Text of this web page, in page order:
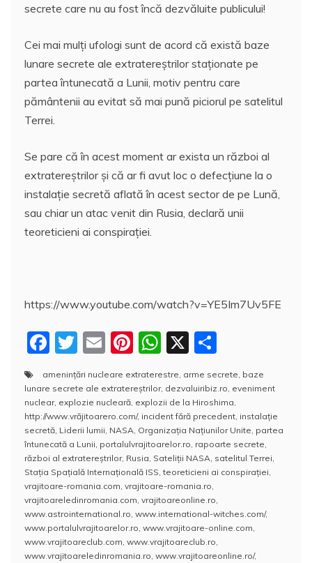
secrete care nu au fost încă dezvăluite publicului!
Cei mai mulţi ufologi sunt de acord că există baze
lunare secrete ale extratereştrilor staționate pe
partea întunecată a Lunii, motiv pentru care
pământenii au evitat să mai pună piciorul pe satelitul
Terrei.
Se pare că în acest moment ar exista un război al
extratereştrilor şi că ar fi avut loc o defecțiune la o
instalaţie secretă aflată în acest sector de pe Lună,
sau chiar un atac venit din Rusia, declară unii
teoreticieni ai conspiraţiei.
https://www.youtube.com/watch?v=YE5Im7Uv5FE
F
c
e
b
o
o
k
T
w
itt
er
E
ai
l
Pi
nt
er
e
st
W
h
at
s
A
p
p
X
rt
aj
e
a
z
ă
amenințări nucleare extraterestre arme secrete baze
lunare secrete ale extratereştrilor, dezvaluiribiz.ro eveniment
nuclear, explozie nucleară explozii de la Hiroshima
http://www.vrăjitoarero.com/, incident fără precedent instalaţie
secretă Liderii lumii NASA Organizația Națiunilor Unite partea
întunecată a Lunii portalulvrajitoarelor.ro rapoarte secrete
război al extratereştrilor, Rusia Sateliţii NASA satelitul Terrei
Stația Spațială Internațională ISS ,teoreticieni ai conspiraţiei
vrajitoare-romania.com vrajitoare-romania.ro
vrajitoareledinromania.com vrajitoareonline.ro
www.astrointernational.ro www.international-witches.com/,
www.portalulvrajitoarelor.ro www.vrajitoare-online.com
www.vrajitoareclub.com www.vrajitoareclub.ro
www.vrajitoareledinromania.ro www.vrajitoareonline.ro/,